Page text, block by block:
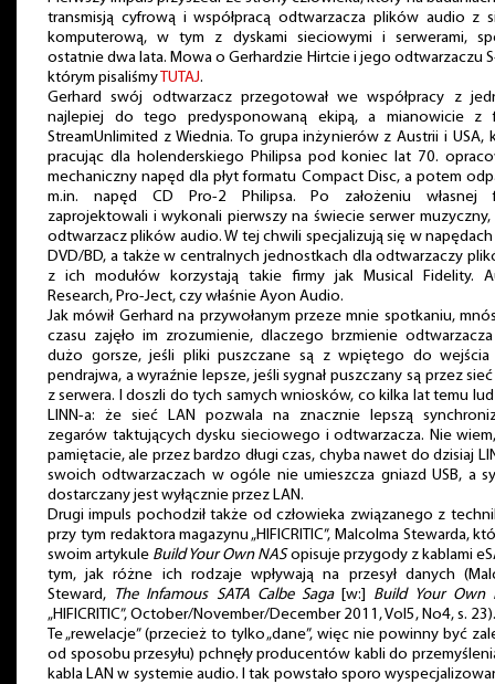
transmisją cyfrową i współpracą odtwarzacza plików audio z
komputerową, w tym z dyskami sieciowymi i serwerami,
ostatnie dwa lata. Mowa o Gerhardzie Hirtcie i jego odtwarzaczu
którym pisaliśmyTUTAJ.
Gerhard swój odtwarzacz przegotował we współpracy z
najlepiej do tego predysponowaną ekipą, a mianowicie z
StreamUnlimited z Wiednia. To grupa inżynierów z Austrii i USA,
pracując dla holenderskiego Philipsa pod koniec lat 70.
mechaniczny napęd dla płyt formatu Compact Disc, a potem
m.in. napęd CD Pro-2 Philipsa. Po założeniu własnej
zaprojektowali i wykonali pierwszy na świecie serwer muzyczny,
odtwarzacz plików audio. W tej chwili specjalizują się w napędach
DVD/BD, a także w centralnych jednostkach dla odtwarzaczy
z ich modułów korzystają takie firmy jak Musical Fidelity.
Research, Pro-Ject, czy właśnie Ayon Audio.
Jak mówił Gerhard na przywołanym przeze mnie spotkaniu,
czasu zajęło im zrozumienie, dlaczego brzmienie
dużo gorsze, jeśli pliki puszczane są z wpiętego do wejścia
pendrajwa, a wyraźnie lepsze, jeśli sygnał puszczany są przez sieć
z serwera. I doszli do tych samych wniosków, co kilka lat temu
LINN-a: że sieć LAN pozwala na znacznie lepszą
zegarów taktujących dysku sieciowego i odtwarzacza. Nie
pamiętacie, ale przez bardzo długi czas, chyba nawet do dzisiaj
swoich odtwarzaczach w ogóle nie umieszcza gniazd USB, a
dostarczany jest wyłącznie przez LAN.
Drugi impuls pochodził także od człowieka związanego z
przy tym redaktora magazynu „HIFICRITIC”, Malcolma Stewarda,
swoim artykule Build Your Own NASopisuje przygody z kablami
tym, jak różne ich rodzaje wpływają na przesył danych
Steward, The Infamous SATA Calbe Saga[w:] Build Your Own
„HIFICRITIC”, October/November/December 2011, Vol5, No4, s. 23).
Te „rewelacje” (przecież to tylko „dane”, więc nie powinny być
od sposobu przesyłu) pchnęły producentów kabli do
kabla LAN w systemie audio. I tak powstało sporo